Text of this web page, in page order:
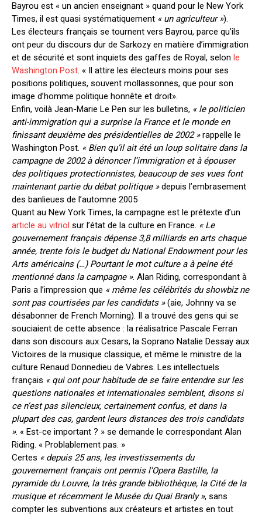
Bayrou est « un ancien enseignant » quand pour le New York
Times, il est quasi systématiquement « un agriculteur »).
Les électeurs français se tournent vers Bayrou, parce qu’ils
ont peur du discours dur de Sarkozy en matière d’immigration
et de sécurité et sont inquiets des gaffes de Royal, selon le
Washington Post. « Il attire les électeurs moins pour ses
positions politiques, souvent mollassonnes, que pour son
image d’homme politique honnête et droit».
Enfin, voilà Jean-Marie Le Pen sur les bulletins, « le politicien
anti-immigration qui a surprise la France et le monde en
finissant deuxième des présidentielles de 2002 »rappelle le
Washington Post. « Bien qu’il ait été un loup solitaire dans la
campagne de 2002 à dénoncer l’immigration et à épouser
des politiques protectionnistes, beaucoup de ses vues font
maintenant partie du débat politique »depuis l’embrasement
des banlieues de l’automne 2005
Quant au New York Times, la campagne est le prétexte d’un
article au vitriol sur l’état de la culture en France. « Le
gouvernement français dépense 3,8 milliards en arts chaque
année, trente fois le budget du National Endowment pour les
Arts américains (…) Pourtant le mot culture a à peine été
mentionné dans la campagne ». Alan Riding, correspondant à
Paris a l’impression que « même les célébrités du showbiz ne
sont pas courtisées par les candidats »(aie, Johnny va se
désabonner de French Morning). Il a trouvé des gens qui se
souciaient de cette absence : la réalisatrice Pascale Ferran
dans son discours aux Cesars, la Soprano Natalie Dessay aux
Victoires de la musique classique, et même le ministre de la
culture Renaud Donnedieu de Vabres. Les intellectuels
français « qui ont pour habitude de se faire entendre sur les
questions nationales et internationales semblent, disons si
ce n’est pas silencieux, certainement confus, et dans la
plupart des cas, gardent leurs distances des trois candidats
». « Est-ce important ? » se demande le correspondant Alan
Riding. « Problablement pas. »
Certes « depuis 25 ans, les investissements du
gouvernement français ont permis l’Opera Bastille, la
pyramide du Louvre, la très grande bibliothèque, la Cité de la
musique et récemment le Musée du Quai Branly », sans
compter les subventions aux créateurs et artistes en tout